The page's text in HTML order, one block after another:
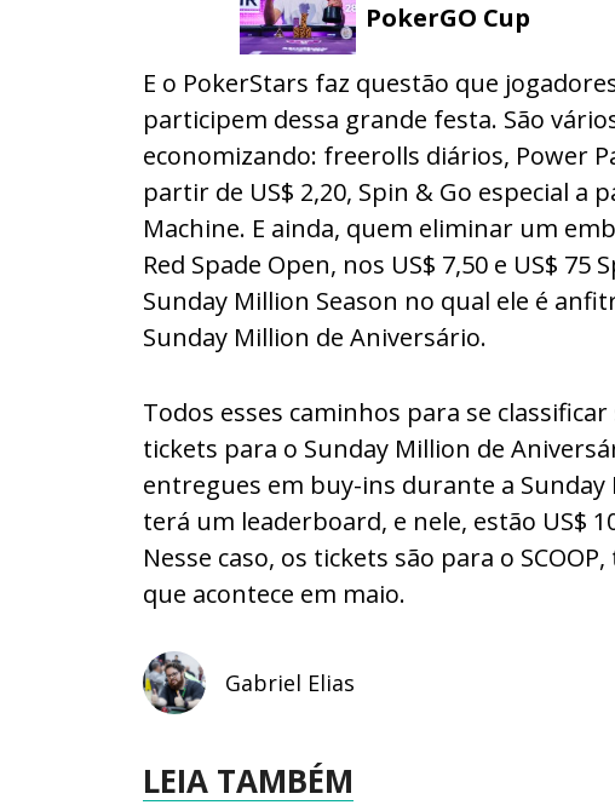
PokerGO Cup
E o PokerStars faz questão que
participem dessa grande festa. São
economizando: freerolls diários, Power
partir de US$ 2,20, Spin & Go especial a
Machine. E ainda, quem eliminar um
Red Spade Open, nos US$ 7,50 e US$
Sunday Million Season no qual ele é
Sunday Million de Aniversário.
Todos esses caminhos para se
tickets para o Sunday Million de
entregues em buy-ins durante a Sunday
terá um leaderboard, e nele, estão US$
Nesse caso, os tickets são para o
que acontece em maio.
Gabriel Elias
LEIA TAMBÉM